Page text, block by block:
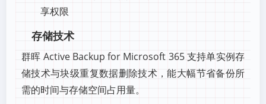
享权限
存储技术
群晖 Active Backup for Microsoft 365 支持单实例存
储技术与块级重复数据删除技术，能大幅节省备份所
需的时间与存储空间占用量。